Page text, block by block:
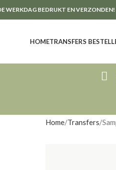
WERKDAG BEDRUKT EN VERZONDEN!
HOMETRANSFERS
Home Transfers